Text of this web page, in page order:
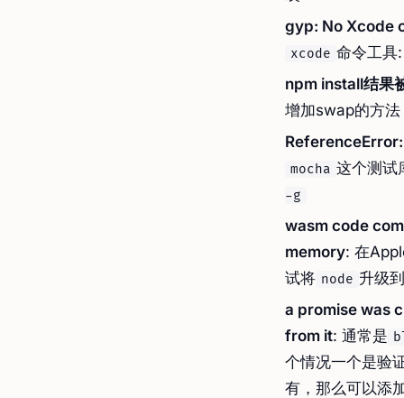
gyp: No Xcode
xcode 命令工
npm install结果
增加swap的方法
mocha 这个测试
-g
wasm code
memory: 在
试将 node 升级到
a promise was
from it: 通常是
个情况一个是验
有，那么可以添